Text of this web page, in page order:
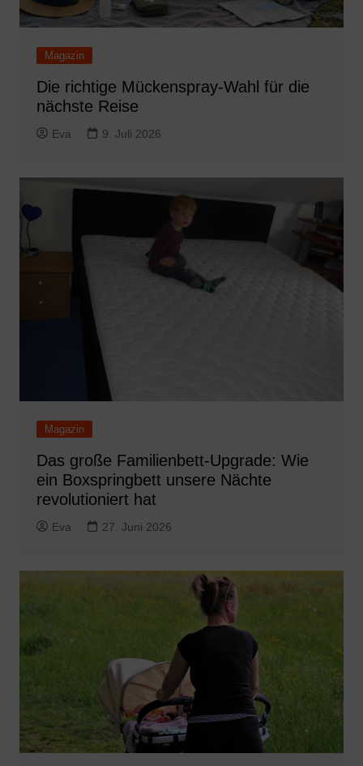
Magazin
Die richtige Mückenspray-Wahl für die
nächste Reise
Eva 9. Juli 2026
Magazin
Das große Familienbett-Upgrade: Wie
ein Boxspringbett unsere Nächte
revolutioniert hat
Eva 27. Juni 2026